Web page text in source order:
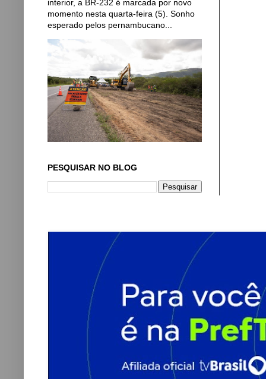
interior, a BR-232 é marcada por novo
momento nesta quarta-feira (5). Sonho
esperado pelos pernambucano...
PESQUISAR NO BLOG